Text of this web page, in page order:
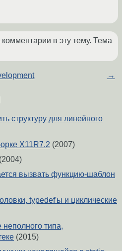
в эту тему. Тема
→
структуру для линейного
X11R7.2 (2007)
(2004)
вызвать функцию-шаблон
typedef'ы и циклические
типа,
(2015)